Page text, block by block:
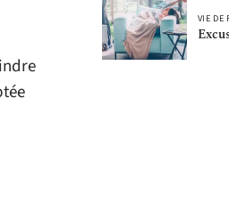
VIE DE